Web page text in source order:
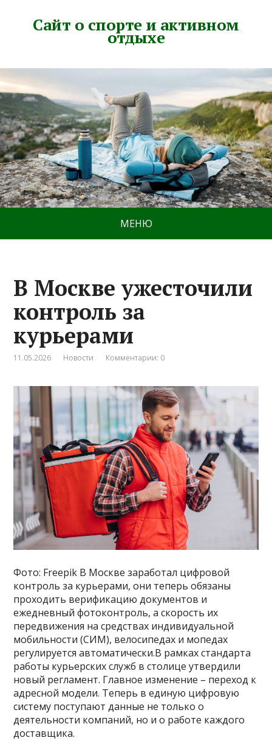
Сайт о спорте и активном
отдыхе
МЕНЮ
В Москве ужесточили
контроль за
курьерами
11.05.2026 Новости Комментарии: 0
Фото: Freepik В Москве заработал цифровой
контроль за курьерами, они теперь обязаны
проходить верификацию документов и
ежедневный фотоконтроль, а скорость их
передвижения на средствах индивидуальной
мобильности (СИМ), велосипедах и мопедах
регулируется автоматически.В рамках стандарта
работы курьерских служб в столице утвердили
новый регламент. Главное изменение – переход к
адресной модели. Теперь в единую цифровую
систему поступают данные не только о
деятельности компаний, но и о работе каждого
доставщика.